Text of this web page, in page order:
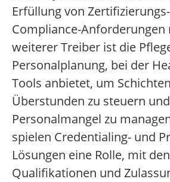
Erfüllung von
Compliance-Anforderungen
weiterer Treiber ist die
Personalplanung, bei der
Tools anbietet, um
Überstunden zu steuern und
Personalmangel zu
spielen Credentialing- und
Lösungen eine Rolle, mit
Qualifikationen und